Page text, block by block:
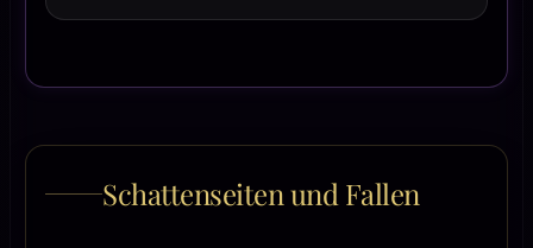
Schattenseiten und Fallen